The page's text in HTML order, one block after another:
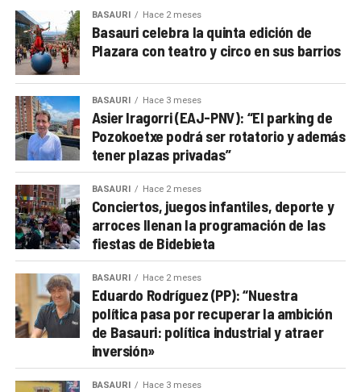
BASAURI Hace 2 meses
Basauri celebra la quinta edición de
Plazara con teatro y circo en sus barrios
BASAURI Hace 3 meses
Asier Iragorri (EAJ-PNV): “El parking de
Pozokoetxe podrá ser rotatorio y además
tener plazas privadas”
BASAURI Hace 2 meses
Conciertos, juegos infantiles, deporte y
arroces llenan la programación de las
fiestas de Bidebieta
BASAURI Hace 2 meses
Eduardo Rodríguez (PP): “Nuestra
política pasa por recuperar la ambición
de Basauri: política industrial y atraer
inversión»
BASAURI Hace 3 meses